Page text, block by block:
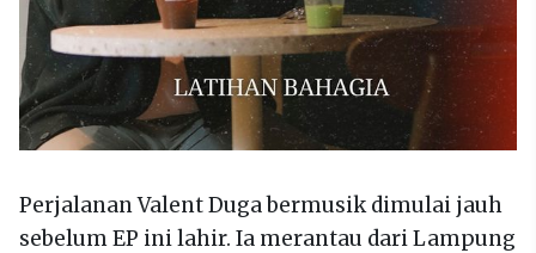
Perjalanan Valent Duga bermusik dimulai jauh
sebelum EP ini lahir. Ia merantau dari Lampung